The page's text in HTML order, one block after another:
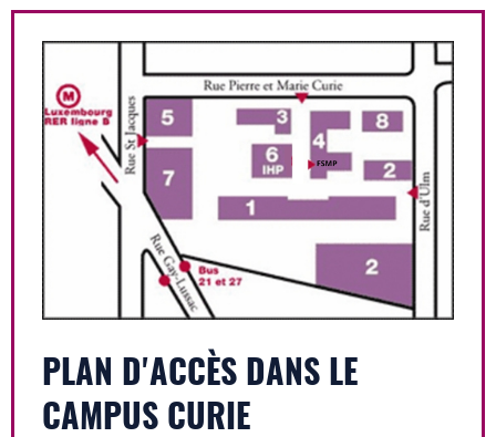
PLAN D'ACCÈS DANS LE
CAMPUS CURIE